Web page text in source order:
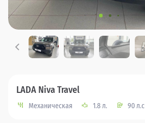
LADA Niva Travel
Механическая 1.8 л. 90 л.с